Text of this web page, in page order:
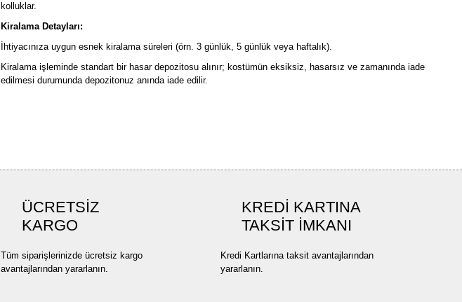
kolluklar.
Kiralama Detayları:
İhtiyacınıza uygun esnek kiralama süreleri (örn. 3 günlük, 5 günlük veya haftalık).
Kiralama işleminde standart bir hasar depozitosu alınır; kostümün eksiksiz, hasarsız ve zamanında iade
edilmesi durumunda depozitonuz anında iade edilir.
Ürün açıklamasında eksik bilgiler bulunuyor.
Ürün bilgilerinde hatalar bulunuyor.
Bu ürüne benzer farklı alternatifler olmalı.
ÜCRETSİZ
KARGO
Tüm siparişlerinizde ücretsiz kargo
avantajlarından yararlanın.
KREDİ KARTINA
TAKSİT İMKANI
Kredi Kartlarına taksit avantajlarından
yararlanın.